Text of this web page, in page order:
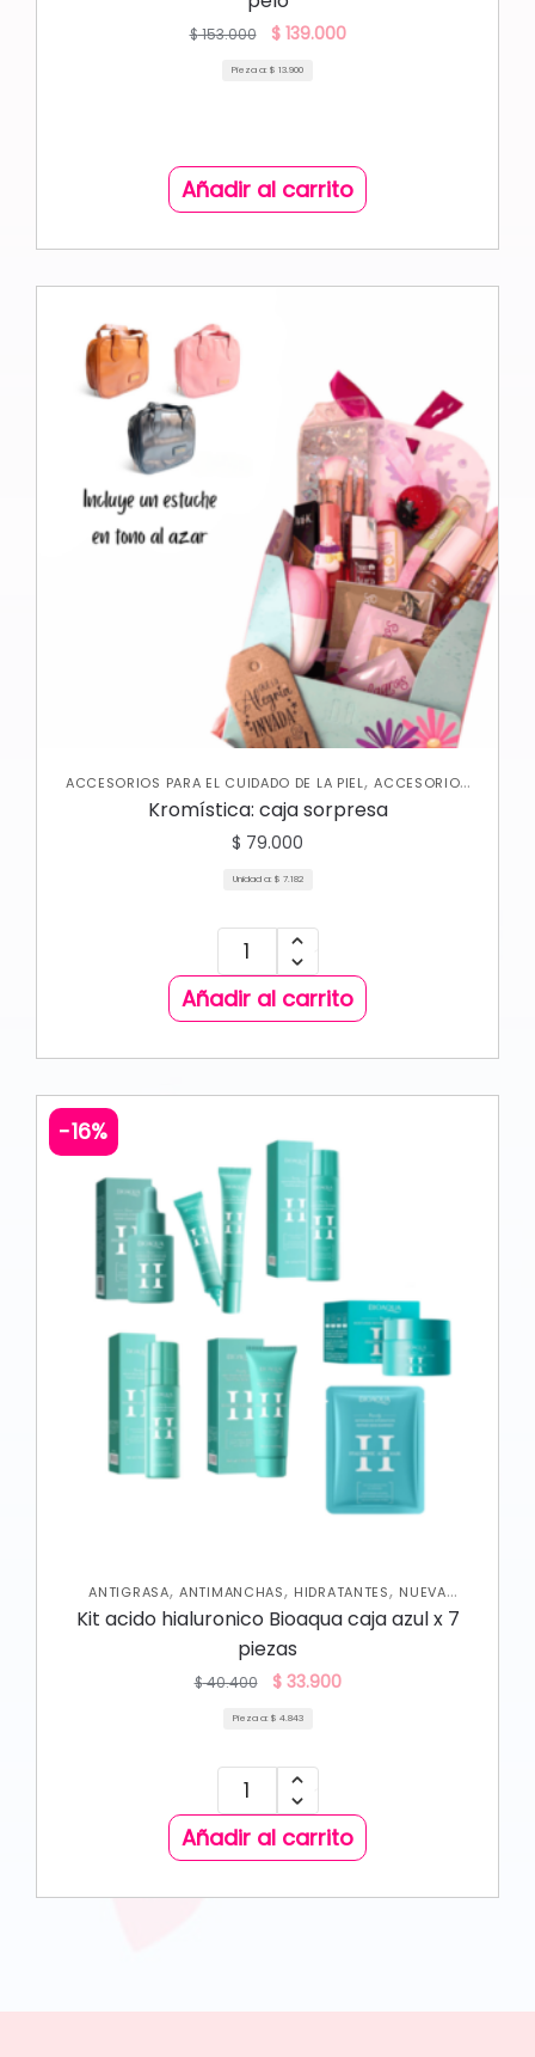
$153.000 $139.000
Pieza a: $ 13.900
Añadir al carrito
ACCESORIOS PARA EL CUIDADO DE LA PIEL,ACCESORIOS
PARA MAQUILLAJE
HIDRATANTES
NUEVA COLECCIÓN,OFERTAS ,OJOS,
PARCHES DE COLÁGENO
COLÁGENO PARA LABIOS
Kromística: caja sorpresa
$ 79.000
Unidad a: $ 7.182
Añadir al carrito
-16%
ANTIGRASA,ANTIMANCHAS, HIDRATANTES, NUEVA
COLECCIÓN
OFERTAS, SKIN CARE FACIAL
Kit acido hialuronico Bioaqua caja azul x 7
piezas
$40.400 $33.900
Pieza a: $ 4.843
Añadir al carrito